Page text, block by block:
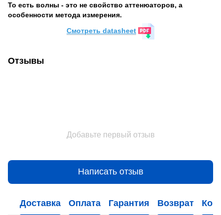
То есть волны - это не свойство аттенюаторов, а
особенности метода измерения.
Cмотреть datasheet
Отзывы
Добавьте первый отзыв
Написать отзыв
Доставка Оплата Гарантия Возврат